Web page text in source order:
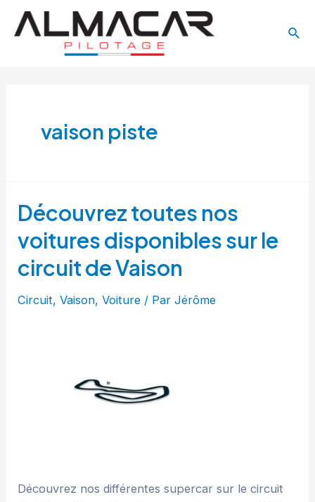
Aller
vaison piste
Découvrez toutes nos
voitures disponibles sur le
circuit de Vaison
Circuit,Vaison,Voiture / ParJérôme
Découvrez nos différentes supercar sur le circuit